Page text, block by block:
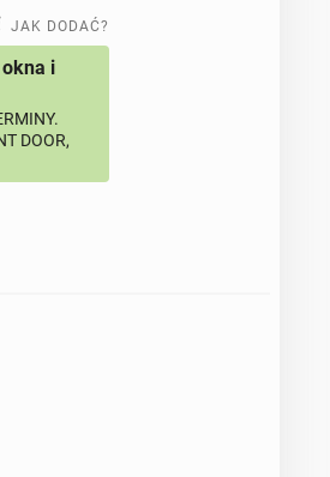
JAK DODAĆ?
i
DOOR,